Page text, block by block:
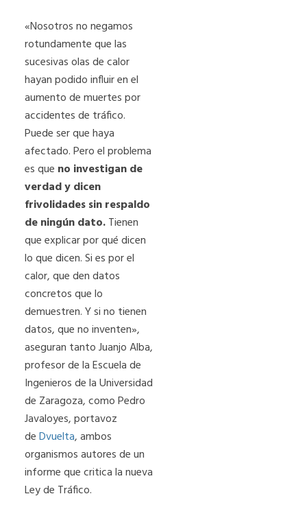
«Nosotros no negamos
rotundamente que las
sucesivas olas de calor
hayan podido influir en el
aumento de muertes por
accidentes de tráfico.
Puede ser que haya
afectado. Pero el problema
es que no investigan de
verdad y dicen
frivolidades sin respaldo
de ningún dato.Tienen
que explicar por qué dicen
lo que dicen. Si es por el
calor, que den datos
concretos que lo
demuestren. Y si no tienen
datos, que no inventen»,
aseguran tanto Juanjo Alba,
profesor de la Escuela de
Ingenieros de la Universidad
de Zaragoza, como Pedro
Javaloyes, portavoz
deDvuelta, ambos
organismos autores de un
informe que critica la nueva
Ley de Tráfico.